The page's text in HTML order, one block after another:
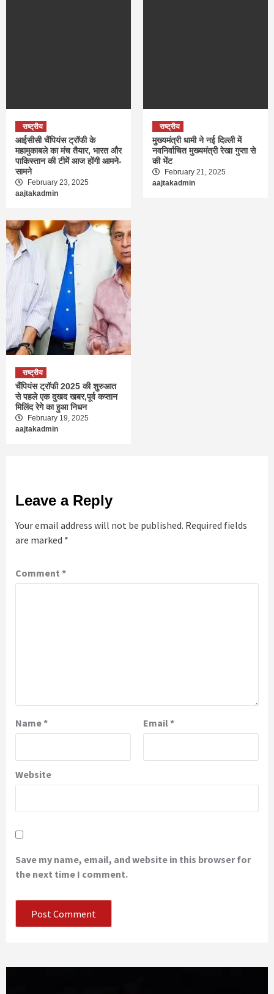
राष्ट्रीय
आईसीसी चैंपियंस ट्रॉफी के
महामुकाबले का मंच तैयार, भारत और
पाकिस्तान की टीमें आज होंगी आमने-
सामने
February 23, 2025
aajtakadmin
राष्ट्रीय
मुख्यमंत्री धामी ने नई दिल्ली में
नवनिर्वाचित मुख्यमंत्री रेखा गुप्ता से
की भेंट
February 21, 2025
aajtakadmin
राष्ट्रीय
चैंपियंस ट्रॉफी 2025 की शुरुआत
से पहले एक दुखद खबर,पूर्व कप्तान
मिलिंद रेगे का हुआ निधन
February 19, 2025
aajtakadmin
Leave a Reply
Your email address will not be published. Required fields
are marked *
Comment *
Name* Email*
Website
Save my name, email, and website in this browser for
the next time I comment.